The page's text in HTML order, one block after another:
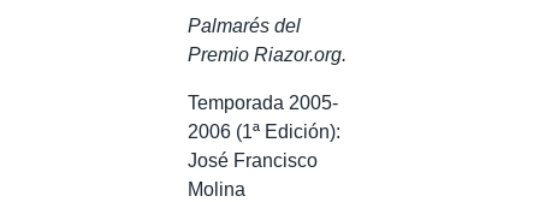
Palmarés del
Premio Riazor.org.
Temporada 2005-
2006 (1ª Edición):
José Francisco
Molina